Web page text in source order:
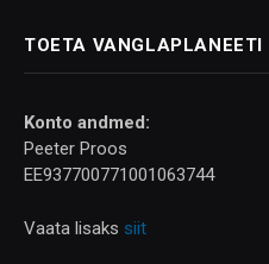
TOETA VANGLAPLANEETI
Konto andmed:
Peeter Proos
EE937700771001063744
Vaata lisaks siit